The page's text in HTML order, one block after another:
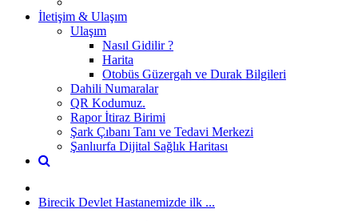
İletişim & Ulaşım
Ulaşım
Nasıl Gidilir ?
Harita
Otobüs Güzergah ve Durak Bilgileri
Dahili Numaralar
QR Kodumuz.
Rapor İtiraz Birimi
Şark Çıbanı Tanı ve Tedavi Merkezi
Şanlıurfa Dijital Sağlık Haritası
Birecik Devlet Hastanemizde ilk ...